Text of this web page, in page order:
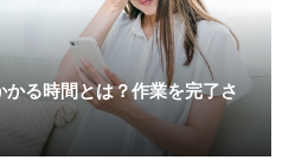
る時間とは？作業を完了さ